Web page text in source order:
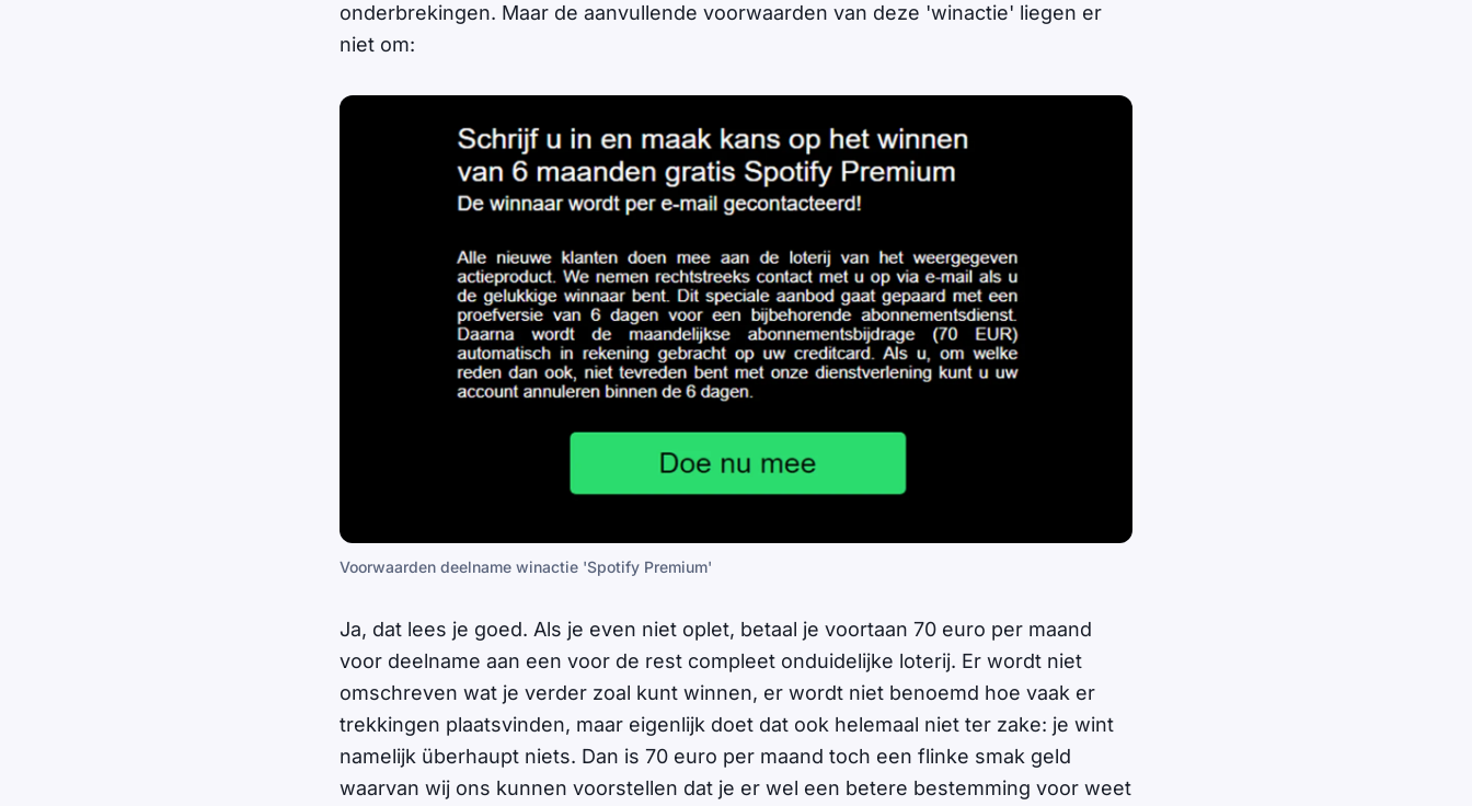
onderbrekingen. Maar de aanvullende voorwaarden van deze 'winactie' liegen er
niet om:
Voorwaarden deelname winactie 'Spotify Premium'
Ja, dat lees je goed. Als je even niet oplet, betaal je voortaan 70 euro per maand
voor deelname aan een voor de rest compleet onduidelijke loterij. Er wordt niet
omschreven wat je verder zoal kunt winnen, er wordt niet benoemd hoe vaak er
trekkingen plaatsvinden, maar eigenlijk doet dat ook helemaal niet ter zake: je wint
namelijk überhaupt niets. Dan is 70 euro per maand toch een flinke smak geld
waarvan wij ons kunnen voorstellen dat je er wel een betere bestemming voor weet